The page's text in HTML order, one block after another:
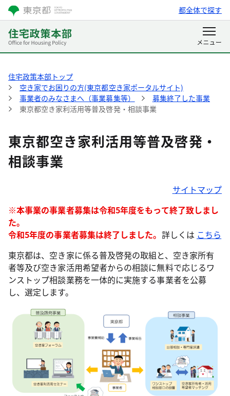
都全体で探す
住宅政策本部トップ
空き家でお困りの方(東京都空き家ポータルサイト)
事業者のみなさまへ（事業募集等）
募集終了した事業
東京都空き家利活用等普及啓発・相談事業
東京都空き家利活用等普及啓発・
相談事業
サイトマップ
※本事業の事業者募集は令和5年度をもって終了致しまし
た。
令和5年度の事業者募集は終了しました。 詳しくは こちら
東京都は、空き家に係る普及啓発の取組と、空き家所有
者等及び空き家活用希望者からの相談に無料で応じるワ
ンストップ相談業務を一体的に実施する事業者を公募
し、選定します。